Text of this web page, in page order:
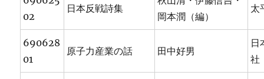
02
日本反戦詩集
岡本潤（編）
太
690628
01
原子力産業の話 田中好男
日
社